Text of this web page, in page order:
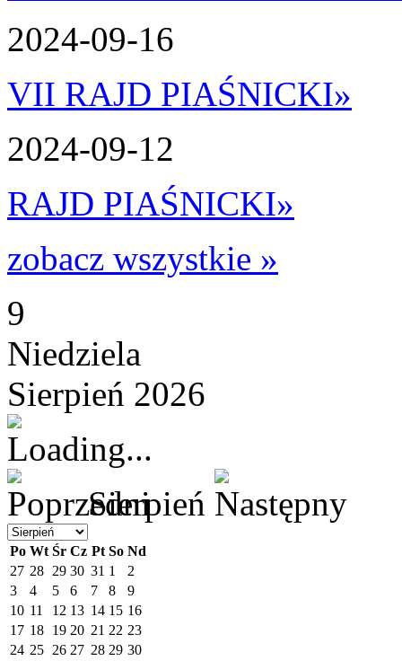
2024-09-16
VII RAJD PIAŚNICKI»
2024-09-12
RAJD PIAŚNICKI»
zobacz wszystkie »
9
Niedziela
Sierpień 2026
Sierpień
Po Wt Śr Cz Pt So Nd
27 28 29 30 31 1
2
3
4 5 6 7 8
9
10 11 12 13 14 15 16
17 18 19 20 21 22 23
24 25 26 27 28 29 30